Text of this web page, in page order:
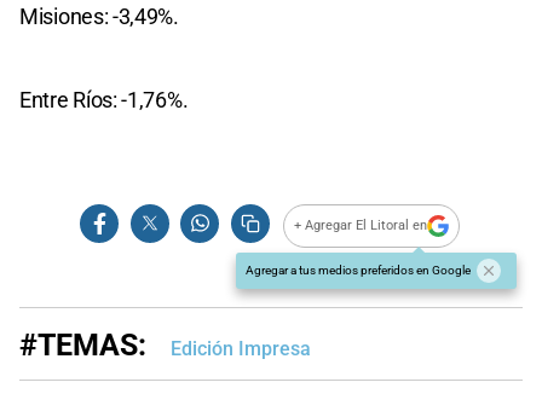
Misiones: -3,49%.
Entre Ríos: -1,76%.
+ Agregar El Litoral en
Agregar a tus medios preferidos en Google
#TEMAS: Edición Impresa